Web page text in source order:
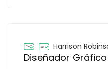
Harrison
Diseñador Gráfico